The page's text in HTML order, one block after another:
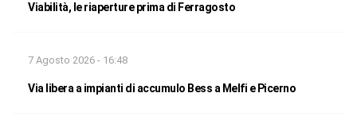
Viabilità, le riaperture prima di Ferragosto
7 Agosto 2026 - 16:48
Via libera a impianti di accumulo Bess a Melfi e Picerno